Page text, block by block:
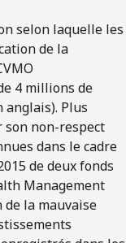
selon laquelle les
de la
4 millions de
anglais). Plus
son non-respect
dans le cadre
de deux fonds
Management
de la mauvaise